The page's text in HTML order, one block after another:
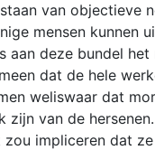
van objectieve
mensen kunnen
deze bundel
dat de hele
weliswaar dat
van de
impliceren dat